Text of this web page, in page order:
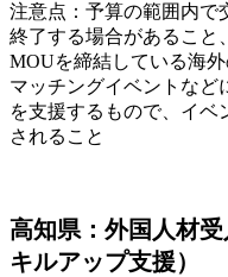
注意点：予算の範囲内で
終了する場合があること
MOUを締結している海
マッチングイベントなど
を支援するもので、イベ
されること
高知県：外国人材
キルアップ支援）